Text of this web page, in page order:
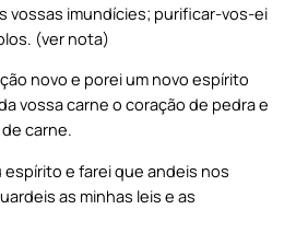
vossas imundícies; purificar-vos-ei
(ver nota)
novo e porei um novo espírito
vossa carne o coração de pedra e
carne.
espírito e farei que andeis nos
as minhas leis e as